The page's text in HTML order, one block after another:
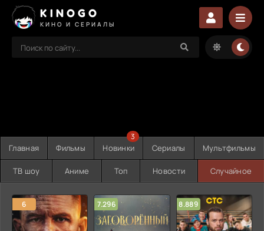
KINOGO
КИНО И СЕРИАЛЫ
Главная Фильмы Новинки
3
Сериалы Мультфильмы
ТВ шоу Аниме Топ Новости Случайное
6 7.296 8.889